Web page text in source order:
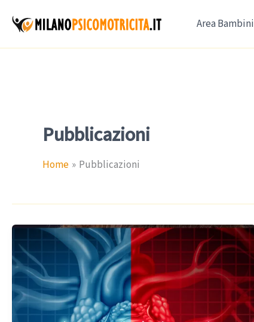
Area Bambini
Pubblicazioni
Home Pubblicazioni